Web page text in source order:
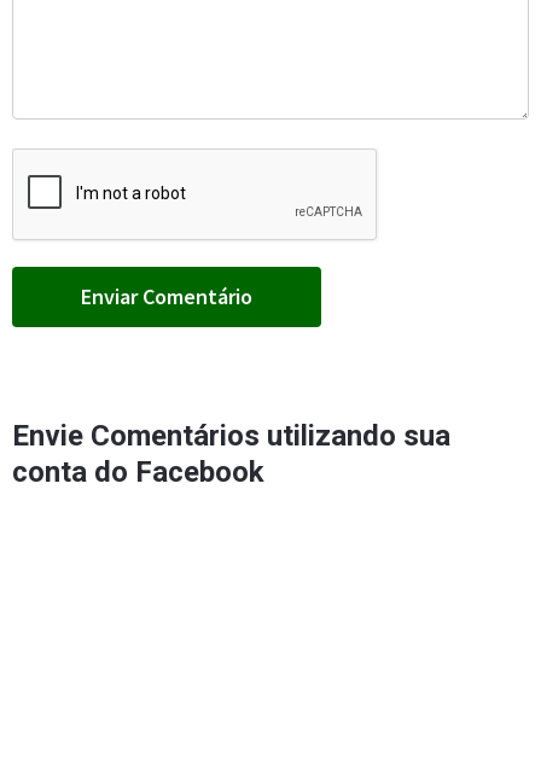
Envie Comentários utilizando sua
conta do Facebook